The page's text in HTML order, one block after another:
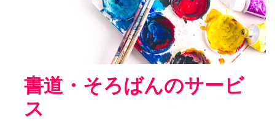
書道・そろばんのサービ
ス